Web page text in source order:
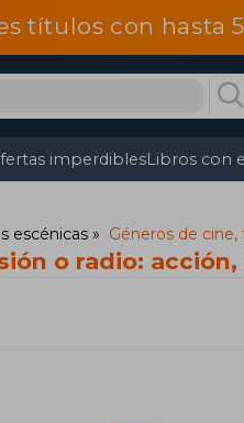
títulos con hasta
imperdiblesLibros con
escénicas Géneros de cine,
o radio: